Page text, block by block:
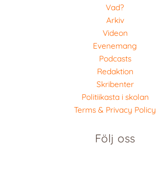
Vad?
Arkiv
Videon
Evenemang
Podcasts
Redaktion
Skribenter
Politiikasta i skolan
Terms & Privacy Policy
Följ oss